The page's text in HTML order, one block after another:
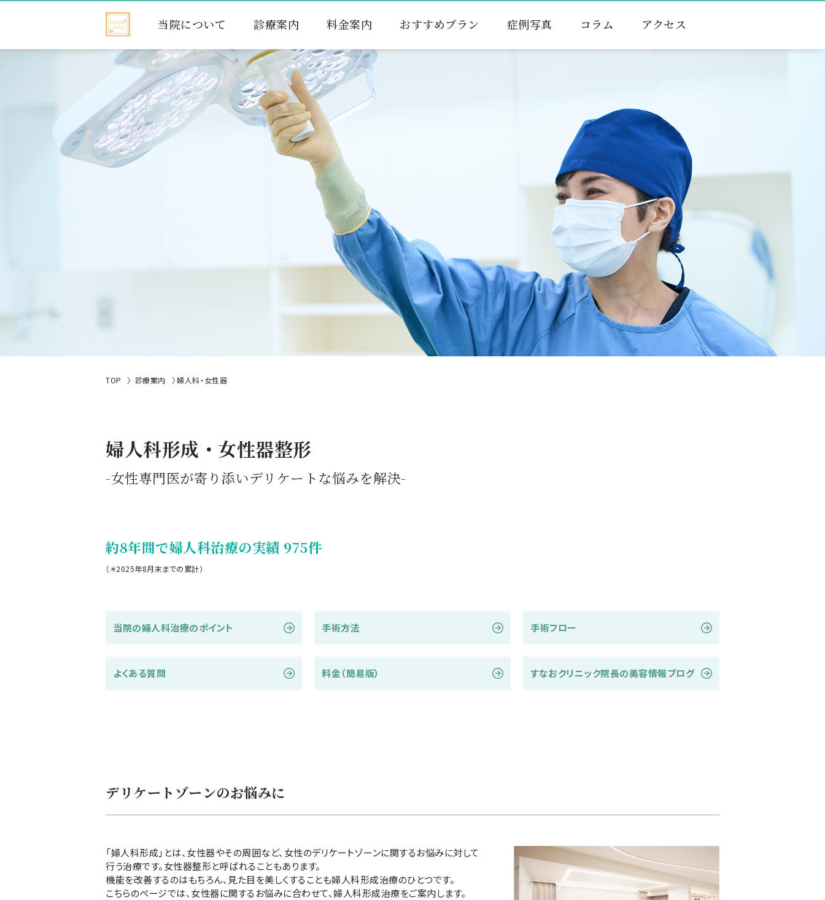
当院について 診療案内 料金案内 おすすめプラン 症例写真 コラム アクセス
TOP 診療案内 婦人科・女性器
婦人科形成・女性器整形
-女性専門医が寄り添いデリケートな悩みを解決-
約8年間で婦人科治療の実績 975件
（＊2025年8月末までの累計）
当院の婦人科治療のポイント 手術方法 手術フロー
よくある質問 料金（簡易版） すなおクリニック院長の美容情報ブログ
デリケートゾーンのお悩みに
「婦人科形成」とは、女性器やその周囲など、女性のデリケートゾーンに関するお悩みに対して
行う治療です。女性器整形と呼ばれることもあります。
機能を改善するのはもちろん、見た目を美しくすることも婦人科形成治療のひとつです。
こちらのページでは、女性器に関するお悩みに合わせて、婦人科形成治療をご案内します。